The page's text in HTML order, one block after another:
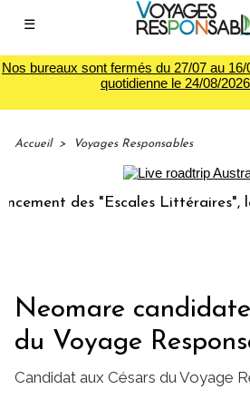
☰
Nos bureaux sont fermés du 27/07 au
quotidienne le 24/08/
Accueil > Voyages Responsables
des "Escales Littéraires", la
Neomare
du Voyage
Candidat aux Césars du Voyage